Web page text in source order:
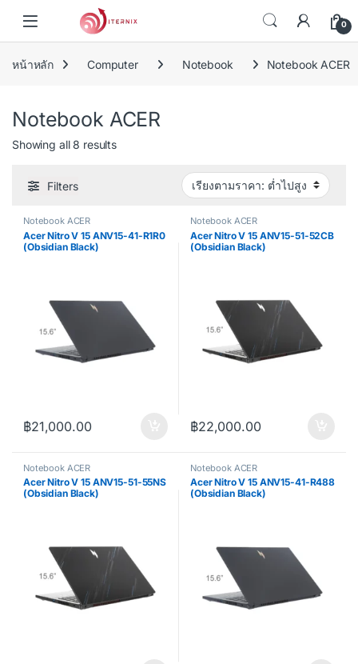
0
หน้าหลัก Computer Notebook Notebook ACER
Notebook ACER
Showing all 8 resultsSorted by price: low to high
Filters
Notebook ACER
Acer Nitro V 15 ANV15-41-R1R0
(Obsidian Black)
฿21,000.00
Notebook ACER
Acer Nitro V 15 ANV15-51-52CB
(Obsidian Black)
฿22,000.00
Notebook ACER
Acer Nitro V 15 ANV15-51-55NS
(Obsidian Black)
Notebook ACER
Acer Nitro V 15 ANV15-41-R488
(Obsidian Black)